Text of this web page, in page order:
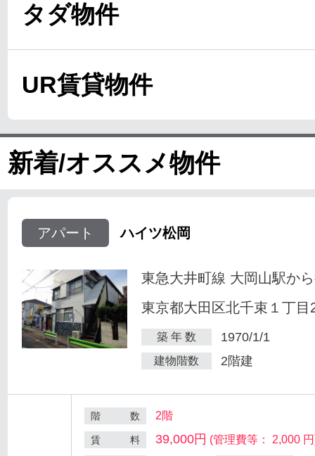
タダ物件
UR賃貸物件
新着/オススメ物件
アパート ハイツ松岡
東急大井町線 大岡山駅か
東京都大田区北千束１丁目
築 年 数 1970/1/1
建物階数 2階建
階 数 2階
賃 料 39,000円 (管理費等： 2,000